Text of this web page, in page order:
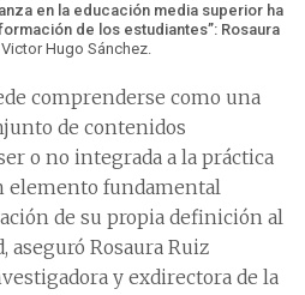
en la educación media superior ha
de los estudiantes”: Rosaura
Hugo Sánchez.
comprenderse como una
de contenidos
o no integrada a la práctica
elemento fundamental
de su propia definición al
aseguró Rosaura Ruiz
y exdirectora de la